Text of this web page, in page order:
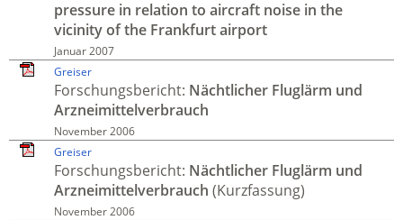
pressure in relation to air­craft noise in the
vicinity of the Frankfurt airport
Januar 2007
Greiser
Forschungs­bericht: Nächt­licher Flug­lärm und
Arznei­mittel­verbrauch
November 2006
Greiser
Forschungs­bericht: Nächtlicher Flug­lärm und
Arznei­mittel­verbrauch (Kurzfassung)
November 2006